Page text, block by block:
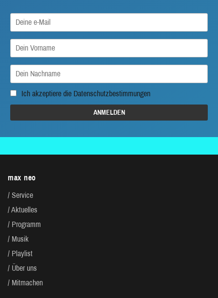
Ich akzeptiere die Datenschutzbestimmungen
max neo
Service
Aktuelles
Programm
Musik
Playlist
Über uns
Mitmachen